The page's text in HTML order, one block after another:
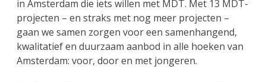
in Amsterdam die iets willen met MDT. Met 13 MDT-
projecten – en straks met nog meer projecten –
gaan we samen zorgen voor een samenhangend,
kwalitatief en duurzaam aanbod in alle hoeken van
Amsterdam: voor, door en met jongeren.